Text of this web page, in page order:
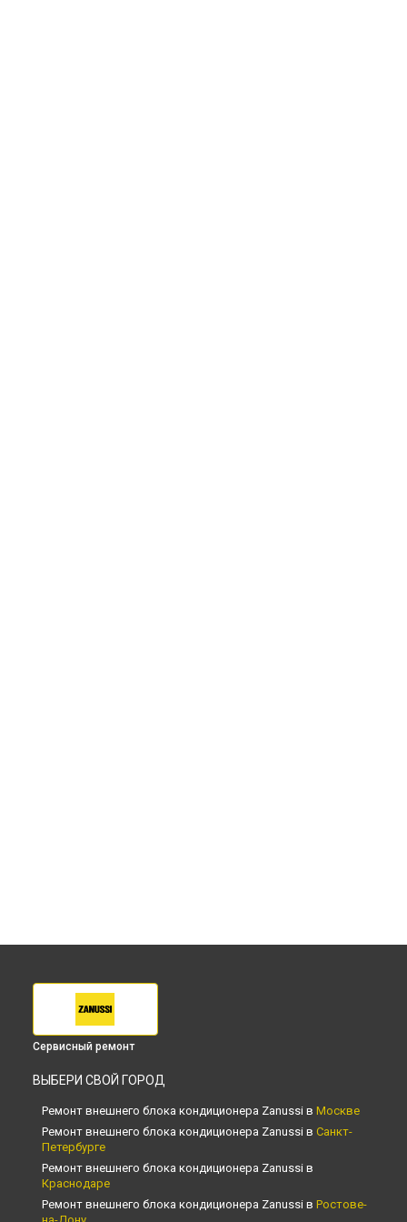
Сервисный ремонт
ВЫБЕРИ СВОЙ ГОРОД
Ремонт внешнего блока кондиционера Zanussi в Москве
Ремонт внешнего блока кондиционера Zanussi в Санкт-
Петербурге
Ремонт внешнего блока кондиционера Zanussi в
Краснодаре
Ремонт внешнего блока кондиционера Zanussi в Ростове-